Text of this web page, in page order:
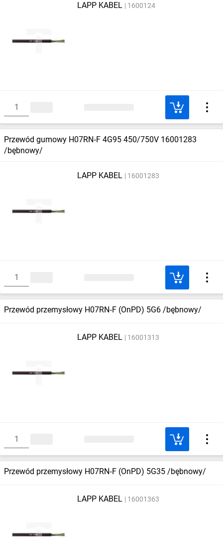
LAPP KABEL 1600124
Przewód gumowy H07RN‑F 4G95 450/750V 16001283
/bębnowy/
LAPP KABEL 16001283
Przewód przemysłowy H07RN‑F (OnPD) 5G6 /bębnowy/
LAPP KABEL 16001313
Przewód przemysłowy H07RN‑F (OnPD) 5G35 /bębnowy/
LAPP KABEL 16001363